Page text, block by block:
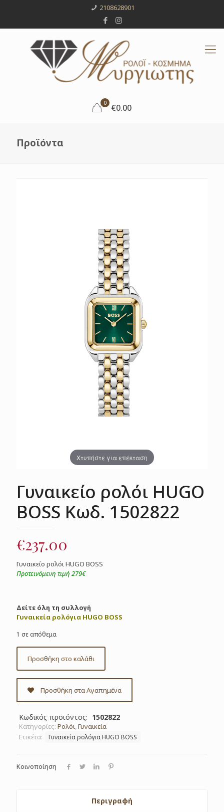
2108628901
0 €0.00
Προϊόντα
Χτυπήστε για επέκταση
Γυναικείο ρολόι HUGO
BOSS Κωδ. 1502822
€237.00
Γυναικείο ρολόι HUGO BOSS
Προτεινόμενη τιμή 279€
Δείτε όλη τη συλλογή
Γυναικεία ρολόγια HUGO BOSS
1 σε απόθεμα
Προσθήκη στο καλάθι
Προσθήκη στα Αγαπημένα
Κωδικός προϊόντος: 1502822
Κατηγορίες: Ρολόι,Γυναικεία
Ετικέτα:
Γυναικεία ρολόγια HUGO BOSS
Κοινοποίηση
Περιγραφή